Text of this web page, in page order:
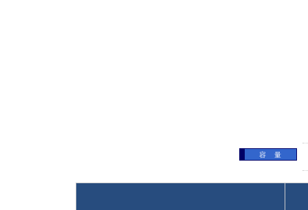
容 量